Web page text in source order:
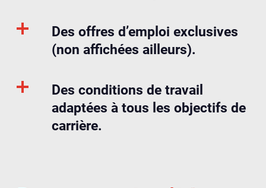
Des offres d’emploi exclusives
(non affichées ailleurs).
Des conditions de travail
adaptées à tous les objectifs de
carrière.